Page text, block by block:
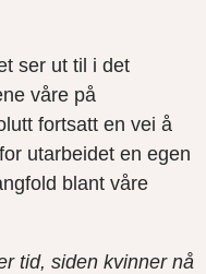
ser ut til i det
våre på
fortsatt en vei å
utarbeidet en egen
blant våre
tid, siden kvinner nå